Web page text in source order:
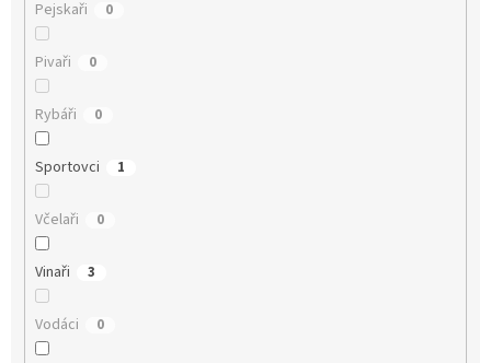
Pejskaři 0
Pivaři 0
Rybáři 0
Sportovci 1
Včelaři 0
Vinaři 3
Vodáci 0